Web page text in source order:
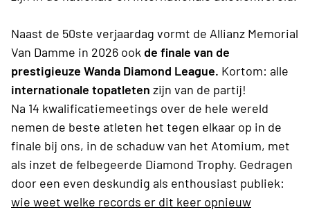
Naast de 50ste verjaardag vormt de Allianz Memorial
Van Damme in 2026 ook de finale van de
prestigieuze Wanda Diamond League. Kortom: alle
internationale topatleten zijn van de partij!
Na 14 kwalificatiemeetings over de hele wereld
nemen de beste atleten het tegen elkaar op in de
finale bij ons, in de schaduw van het Atomium, met
als inzet de felbegeerde Diamond Trophy. Gedragen
door een even deskundig als enthousiast publiek:
wie weet welke records er dit keer opnieuw